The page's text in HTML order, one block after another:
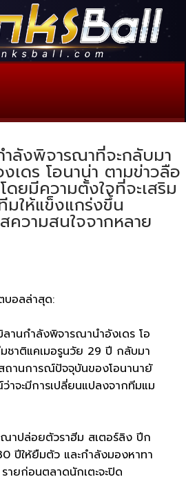
ลังพิจารณาที่จะกลับมา
เดร โอนาน่า ตามข่าวลือ
ดยมีความตั้งใจที่จะเสริม
ให้แข็งแกร่งขึ้น
ความสนใจจากหลาย
อลล่าสุด:
านกำลังพิจารณานำอังเดร โอ
ชาติแคเมอรูนวัย 29 ปี กลับมา
ถานการณ์ปัจจุบันของโอนานายั
าจะมีการเปลี่ยนแปลงจากทีมแม
าปล่อยตัวราฮีม สเตอร์ลิง ปีก
ปีให้ยืมตัว และกำลังมองหาทา
ายก่อนตลาดนักเตะจะปิด